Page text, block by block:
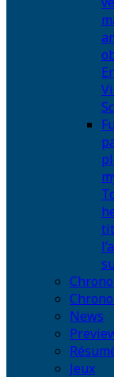
News
Jeux